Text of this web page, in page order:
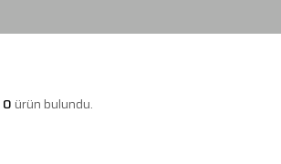
0ürün bulundu.